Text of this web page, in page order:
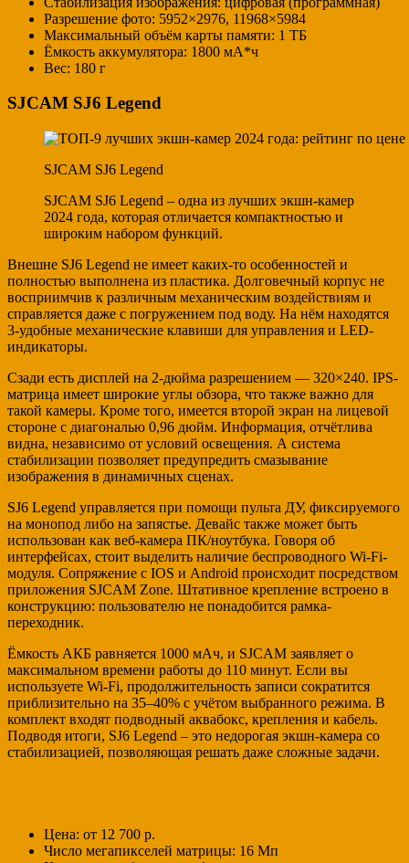
Разрешение фото: 5952×2976, 11968×5984
Максимальный объём карты памяти: 1 ТБ
Ёмкость аккумулятора: 1800 мА*ч
Вес: 180 г
SJCAM SJ6 Legend
SJCAM SJ6 Legend
SJCAM SJ6 Legend – одна из лучших экшн-камер
2024 года, которая отличается компактностью и
широким набором функций.
Внешне SJ6 Legend не имеет каких-то особенностей и
полностью выполнена из пластика. Долговечный корпус не
восприимчив к различным механическим воздействиям и
справляется даже с погружением под воду. На нём находятся
3-удобные механические клавиши для управления и LED-
индикаторы.
Сзади есть дисплей на 2-дюйма разрешением — 320×240. IPS-
матрица имеет широкие углы обзора, что также важно для
такой камеры. Кроме того, имеется второй экран на лицевой
стороне с диагональю 0,96 дюйм. Информация, отчётлива
видна, независимо от условий освещения. А система
стабилизации позволяет предупредить смазывание
изображения в динамичных сценах.
SJ6 Legend управляется при помощи пульта ДУ, фиксируемого
на монопод либо на запястье. Девайс также может быть
использован как веб-камера ПК/ноутбука. Говоря об
интерфейсах, стоит выделить наличие беспроводного Wi-Fi-
модуля. Сопряжение с IOS и Android происходит посредством
приложения SJCAM Zone. Штативное крепление встроено в
конструкцию: пользователю не понадобится рамка-
переходник.
Ёмкость АКБ равняется 1000 мАч, и SJCAM заявляет о
максимальном времени работы до 110 минут. Если вы
используете Wi-Fi, продолжительность записи сократится
приблизительно на 35–40% с учётом выбранного режима. В
комплект входят подводный аквабокс, крепления и кабель.
Подводя итоги, SJ6 Legend – это недорогая экшн-камера со
стабилизацией, позволяющая решать даже сложные задачи.
Цена: от 12 700 р.
Число мегапикселей матрицы: 16 Мп